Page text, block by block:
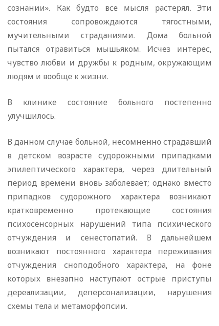
сознании». Как будто все мысля растерял. Эти
состояния сопровождаются тягостными,
мучительными страданиями. Дома больной
пытался отравиться мышьяком. Исчез интерес,
чувство любви и дружбы к родным, окружающим
людям и вообще к жизни.
В клинике состояние больного постепенно
улучшилось.
В данном случае больной, несомненно страдавший
в детском возрасте судорожными припадками
эпилептического характера, через длительный
период времени вновь заболевает; однако вместо
припадков судорожного характера возникают
кратковременно протекающие состояния
психосенсорных нарушений типа психического
отчуждения и сенестопатий. В дальнейшем
возникают постоянного характера переживания
отчуждения сноподобного характера, на фоне
которых внезапно наступают острые приступы
дереализации, деперсонализации, нарушения
схемы тела и метаморфопсии.